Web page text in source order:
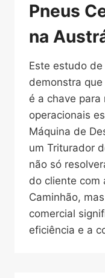
Pneus
na
Este estudo
demonstra
é a chave para
operacionais
Máquina de
um Triturador
não só
do cliente com
Caminhão,
comercial
eficiência e a